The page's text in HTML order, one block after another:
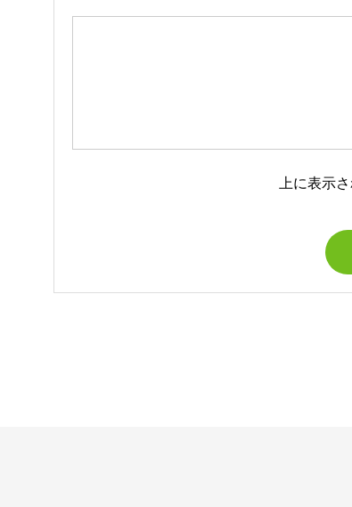
上に表示